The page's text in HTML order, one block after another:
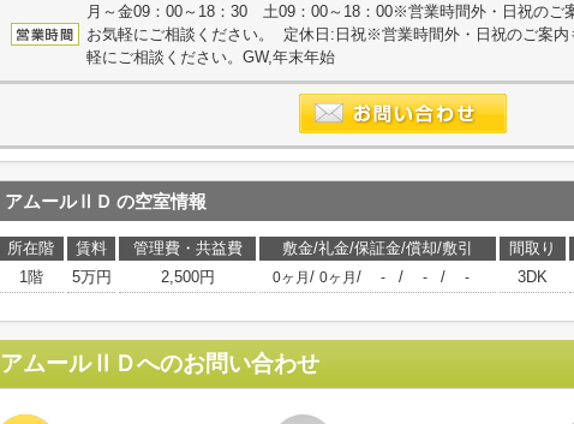
月～金09：00～18：30 土09：00～18：00※営業時間外・日祝のご
お気軽にご相談ください。 定休日:日祝※営業時間外・日祝のご案内
軽にご相談ください。GW,年末年始
アムールⅡＤ の空室情報
所在階 賃料 管理費・共益費 敷金/礼金/保証金/償却/敷引 間取り
1階
5万円 2,500円 0ヶ月 / 0ヶ月 / - / - / - 3DK
アムールⅡＤへのお問い合わせ